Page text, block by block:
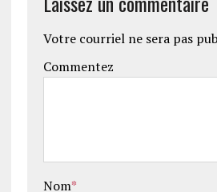
Votre courriel ne sera pas
Commentez
Nom*